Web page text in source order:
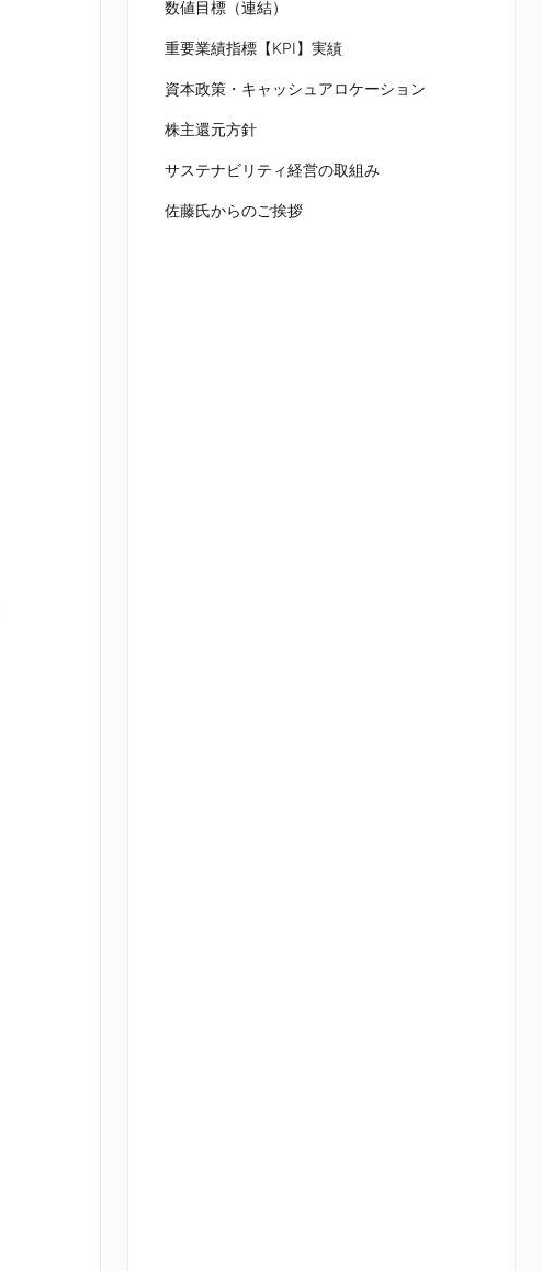
数値目標（連結）
重要業績指標【KPI】実績
資本政策・キャッシュアロケーション
株主還元方針
サステナビリティ経営の取組み
佐藤氏からのご挨拶